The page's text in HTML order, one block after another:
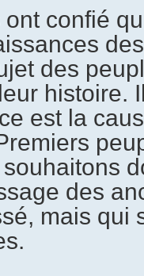
confié
des
histoire.
est la
des
mais qui